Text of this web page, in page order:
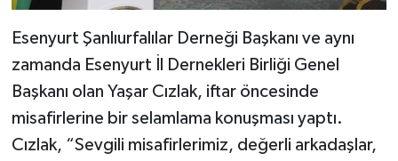
Esenyurt Şanlıurfalılar Derneği Başkanı ve aynı
zamanda Esenyurt İl Dernekleri Birliği Genel
Başkanı olan Yaşar Cızlak, iftar öncesinde
misafirlerine bir selamlama konuşması yaptı.
Cızlak, “Sevgili misafirlerimiz, değerli arkadaşlar,